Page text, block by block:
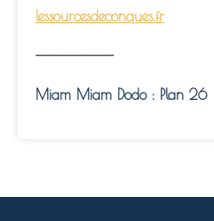
lessourcesdeconques.fr
———————————
Miam Miam Dodo : Plan 26